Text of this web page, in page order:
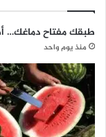
طبقك مفتاح دماغك…
منذ يوم واحد